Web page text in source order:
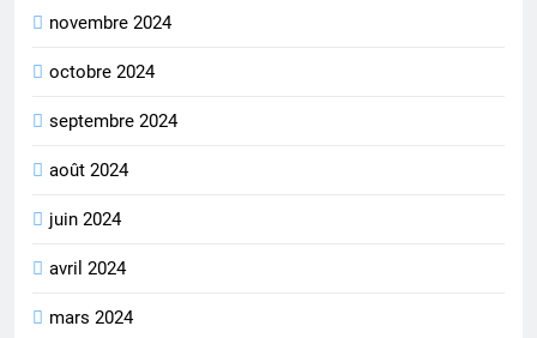
novembre 2024
octobre 2024
septembre 2024
août 2024
juin 2024
avril 2024
mars 2024